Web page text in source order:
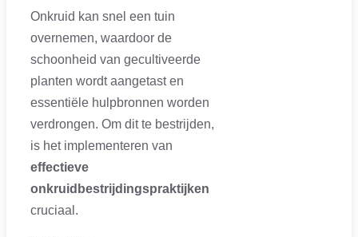
Onkruid kan snel een tuin
overnemen, waardoor de
schoonheid van gecultiveerde
planten wordt aangetast en
essentiële hulpbronnen worden
verdrongen. Om dit te bestrijden,
is het implementeren van
effectieve
onkruidbestrijdingspraktijken
cruciaal.